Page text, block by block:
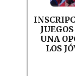
UNA
LOS